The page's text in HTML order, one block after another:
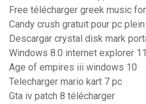
Free télécharger greek music
Candy crush gratuit pour pc
Descargar crystal disk mark
Windows 8.0 internet explorer 11
Age of empires iii windows 10
Telecharger mario kart 7 pc
Gta iv patch 8 télécharger